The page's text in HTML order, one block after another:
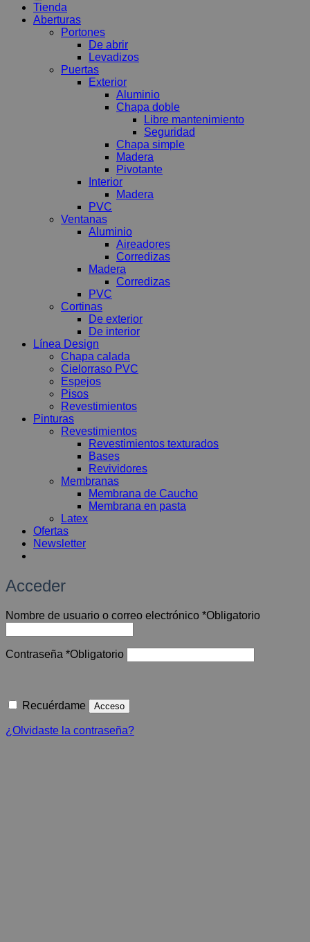
Tienda
Aberturas
Portones
De abrir
Levadizos
Puertas
Exterior
Aluminio
Chapa doble
Libre mantenimiento
Seguridad
Chapa simple
Madera
Pivotante
Interior
Madera
PVC
Ventanas
Aluminio
Aireadores
Corredizas
Madera
Corredizas
PVC
Cortinas
De exterior
De interior
Línea Design
Chapa calada
Cielorraso PVC
Espejos
Pisos
Revestimientos
Pinturas
Revestimientos
Revestimientos texturados
Bases
Revividores
Membranas
Membrana de Caucho
Membrana en pasta
Latex
Ofertas
Newsletter
Acceder
Nombre de usuario o correo electrónico *Obligatorio
Contraseña *Obligatorio
Recuérdame Acceso
¿Olvidaste la contraseña?